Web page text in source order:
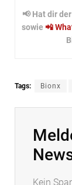
📢 Hat dir
sowie 📲
Tags: Bionx
Kein